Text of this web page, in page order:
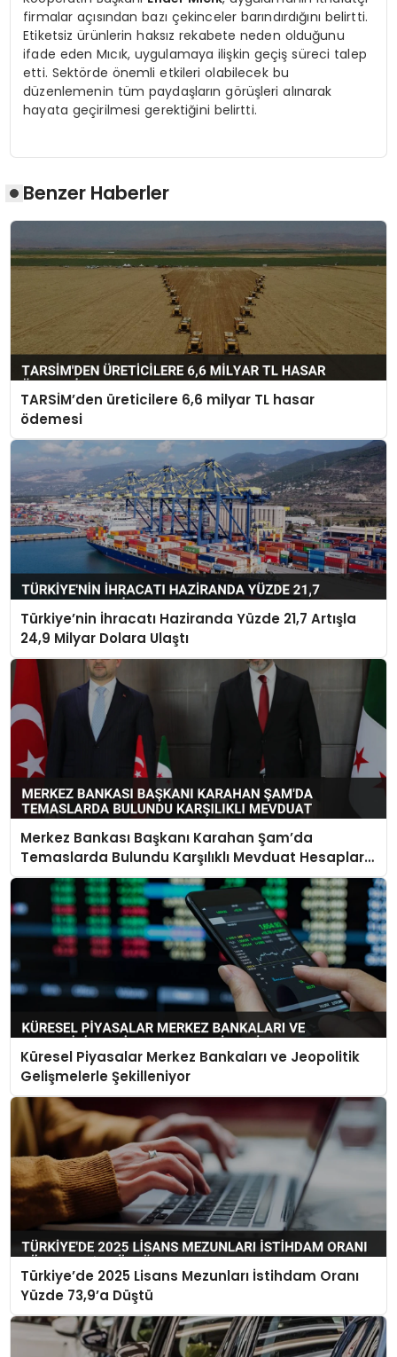
firmalar açısından bazı çekinceler barındırdığını belirtti.
Etiketsiz ürünlerin haksız rekabete neden olduğunu
ifade eden Mıcık, uygulamaya ilişkin geçiş süreci talep
etti. Sektörde önemli etkileri olabilecek bu
düzenlemenin tüm paydaşların görüşleri alınarak
hayata geçirilmesi gerektiğini belirtti.
Benzer Haberler
TARSİM’den üreticilere 6,6 milyar TL hasar
ödemesi
Türkiye’nin İhracatı Haziranda Yüzde 21,7 Artışla
24,9 Milyar Dolara Ulaştı
Merkez Bankası Başkanı Karahan Şam’da
Temaslarda Bulundu Karşılıklı Mevduat Hesapları
Açılacak
Küresel Piyasalar Merkez Bankaları ve Jeopolitik
Gelişmelerle Şekilleniyor
Türkiye’de 2025 Lisans Mezunları İstihdam Oranı
Yüzde 73,9’a Düştü